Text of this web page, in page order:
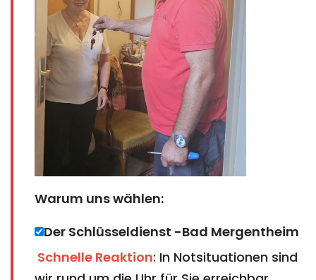
Warum uns wählen:
Der Schlüsseldienst -Bad Mergentheim​​​​​​​ ​​​​​​​
Schnelle Reaktion: In Notsituationen sind